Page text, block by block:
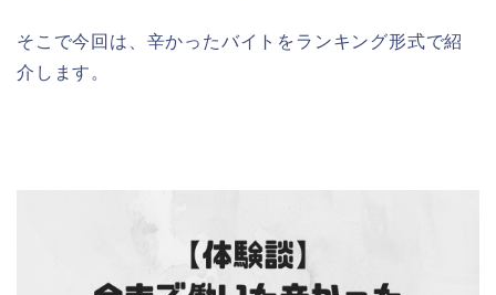
そこで今回は、辛かったバイトをランキング形式で紹
介します。